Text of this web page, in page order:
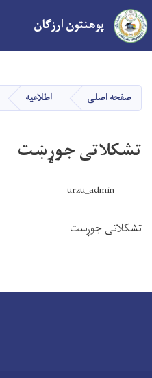
پوهنتون ارزګان
صفحه اصلی اطلاعیه
تشکلاتی جوړښت
urzu_admin
تشکلاتی جوړښت